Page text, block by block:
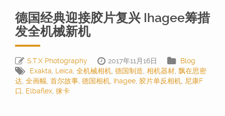
德国经典迎接胶片复兴 Ihagee筹措
发全机械新机
S.T.X Photography 2017年11月16日
Blog
Exakta, Leica, 全机械相机, 德国制造, 相机器材, 飘在思密
达, 全画幅, 首尔故事, 德国相机, Ihagee, 胶片单反相机, 尼康F
口, Elbaflex, 徕卡